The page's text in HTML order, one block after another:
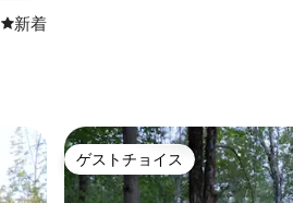
新しい宿泊先
新着
ゲストチョイス
ゲストチョイス